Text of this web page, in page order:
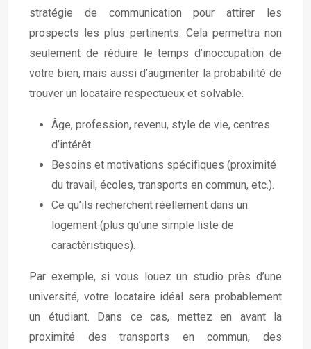
stratégie de communication pour attirer les
prospects les plus pertinents. Cela permettra non
seulement de réduire le temps d’inoccupation de
votre bien, mais aussi d’augmenter la probabilité de
trouver un locataire respectueux et solvable.
Âge, profession, revenu, style de vie, centres
d’intérêt.
Besoins et motivations spécifiques (proximité
du travail, écoles, transports en commun, etc.).
Ce qu’ils recherchent réellement dans un
logement (plus qu’une simple liste de
caractéristiques).
Par exemple, si vous louez un studio près d’une
université, votre locataire idéal sera probablement
un étudiant. Dans ce cas, mettez en avant la
proximité des transports en commun, des